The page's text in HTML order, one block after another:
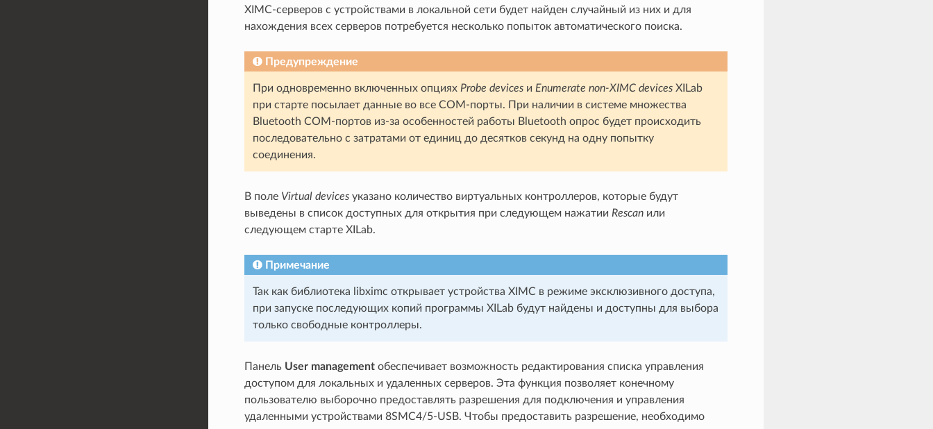
XIMC-серверов с устройствами в локальной сети будет найден случайный из них и для
нахождения всех серверов потребуется несколько попыток автоматического поиска.
Предупреждение
При одновременно включенных опциях Probe devicesи Enumerate non-XIMC devicesXILab
при старте посылает данные во все COM-порты. При наличии в системе множества
Bluetooth COM-портов из-за особенностей работы Bluetooth опрос будет происходить
последовательно с затратами от единиц до десятков секунд на одну попытку
соединения.
В поле Virtual devicesуказано количество виртуальных контроллеров, которые будут
выведены в список доступных для открытия при следующем нажатии Rescanили
следующем старте XILab.
Примечание
Так как библиотека libximc открывает устройства XIMC в режиме эксклюзивного доступа,
при запуске последующих копий программы XILab будут найдены и доступны для выбора
только свободные контроллеры.
Панель User managementобеспечивает возможность редактирования списка управления
доступом для локальных и удаленных серверов. Эта функция позволяет конечному
пользователю выборочно предоставлять разрешения для подключения и управления
удаленными устройствами 8SMC4/5-USB. Чтобы предоставить разрешение, необходимо